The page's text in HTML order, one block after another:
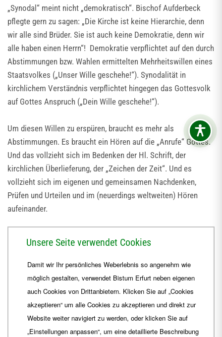
„Synodal“ meint nicht „demokratisch“. Bischof Aufderbeck
pflegte gern zu sagen: „Die Kirche ist keine Hierarchie, denn
wir alle sind Brüder. Sie ist auch keine Demokratie, denn wir
alle haben einen Herrn“! Demokratie verpflichtet auf den durch
Abstimmungen bzw. Wahlen ermittelten Mehrheitswillen eines
Staatsvolkes („Unser Wille geschehe!“). Synodalität in
kirchlichem Verständnis verpflichtet hingegen das Gottesvolk
auf Gottes Anspruch („Dein Wille geschehe!“).
Um diesen Willen zu erspüren, braucht es mehr als
Abstimmungen. Es braucht ein Hören auf die „Anrufe“ Gottes.
Und das vollzieht sich im Bedenken der Hl. Schrift, der
kirchlichen Überlieferung, der „Zeichen der Zeit“. Und es
vollzieht sich im eigenen und gemeinsamen Nachdenken,
Prüfen und Urteilen und im (neuerdings weltweiten) Hören
aufeinander.
katholisch bleiben. Sie war dies ja schon über Jahrhunderte.
Und die Ständigen Diakone mit ihrem spezifischen
theologischen Profil und ihrer Flexibilität in ihren diversen
Arbeitsfeldern sind wohl doch ein guter „Einfall“ Gottes für
seine Kirche im 21. Jahrhundert.
Darum, liebe Diakone: Werdet immer mehr das, was ihr seid:
„Speerspitze“ für eine dem Evangelium gemäße Gestalt von
Unsere Seite verwendet Cookies
Damit wir Ihr persönliches Weberlebnis so angenehm wie
möglich gestalten, verwendet Bistum Erfurt neben eigenen
auch Cookies von Drittanbietern. Klicken Sie auf „Cookies
akzeptieren“ um alle Cookies zu akzeptieren und direkt zur
Website weiter navigiert zu werden, oder klicken Sie auf
„Einstellungen anpassen“, um eine detaillierte Beschreibung